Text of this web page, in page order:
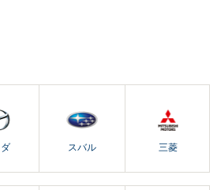
スバル 三菱